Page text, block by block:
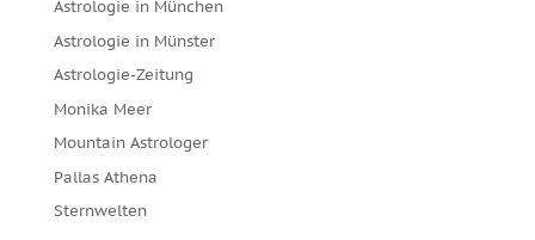
Astrologie in München
Astrologie in Münster
Astrologie-Zeitung
Monika Meer
Mountain Astrologer
Pallas Athena
Sternwelten